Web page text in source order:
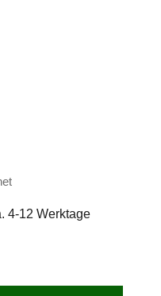
4-12 Werktage